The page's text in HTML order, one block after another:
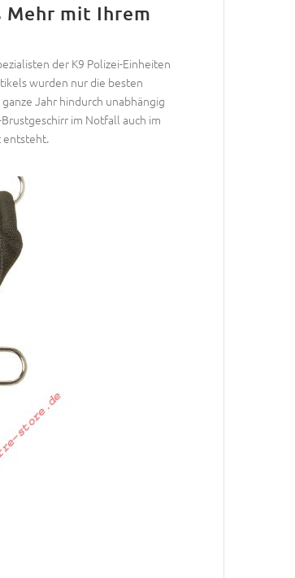
Mehr mit Ihrem
der K9 Polizei-Einheiten
wurden nur die besten
Jahr hindurch unabhängig
im Notfall auch im
entsteht.